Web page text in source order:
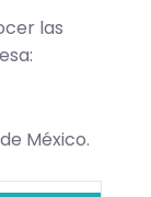
las
México.